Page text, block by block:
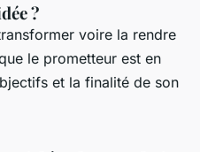
?
voire la rendre
le prometteur est en
et la finalité de son